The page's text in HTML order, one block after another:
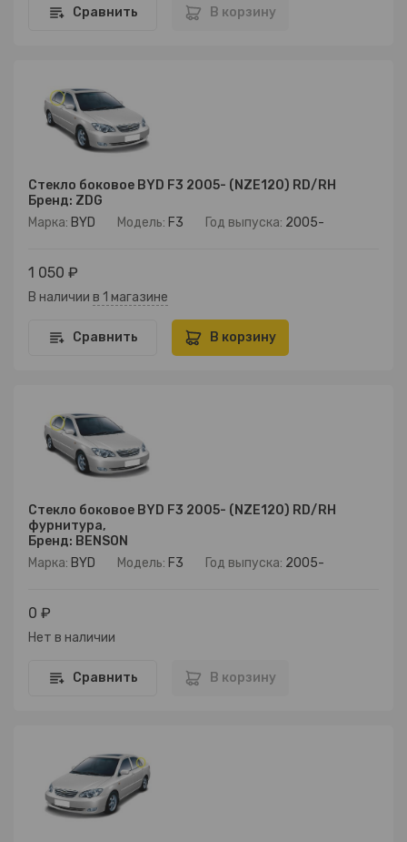
Сравнить В корзину
Стекло боковое BYD F3 2005- (NZE120) RD/RH
Бренд: ZDG
Марка: BYD Модель: F3 Год выпуска: 2005-
1 050 ₽
В наличии в 1 магазине
Сравнить В корзину
Стекло боковое BYD F3 2005- (NZE120) RD/RH
фурнитура,
Бренд: BENSON
Марка: BYD Модель: F3 Год выпуска: 2005-
0 ₽
Нет в наличии
Сравнить В корзину